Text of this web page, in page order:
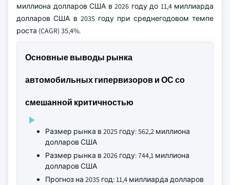
миллиона долларов США в 2026 году до 11,4 миллиарда
долларов США в 2035 году при среднегодовом темпе
роста (CAGR) 35,4%.
Основные выводы рынка
автомобильных гипервизоров и ОС со
смешанной критичностью
Размер рынка в 2025 году: 562,2 миллиона
долларов США
Размер рынка в 2026 году: 744,1 миллиона
долларов США
Прогноз на 2035 год: 11,4 миллиарда долларов